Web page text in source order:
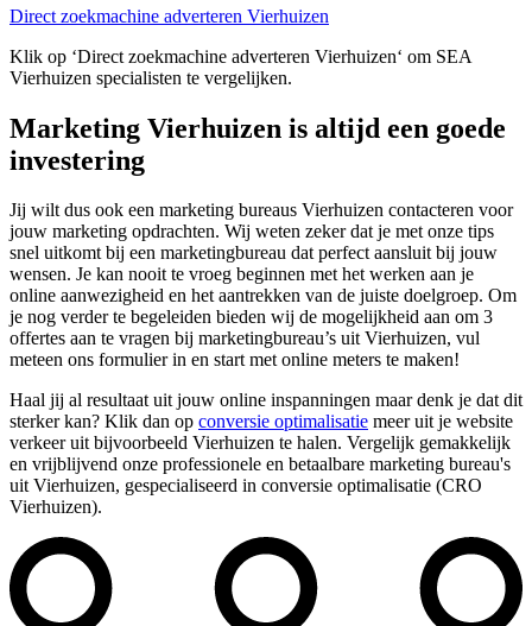
Direct zoekmachine adverteren Vierhuizen
Klik op ‘Direct zoekmachine adverteren Vierhuizen‘ om SEA
Vierhuizen specialisten te vergelijken.
Marketing Vierhuizen is altijd een goede
investering
Jij wilt dus ook een marketing bureaus Vierhuizen contacteren voor
jouw marketing opdrachten. Wij weten zeker dat je met onze tips
snel uitkomt bij een marketingbureau dat perfect aansluit bij jouw
wensen. Je kan nooit te vroeg beginnen met het werken aan je
online aanwezigheid en het aantrekken van de juiste doelgroep. Om
je nog verder te begeleiden bieden wij de mogelijkheid aan om 3
offertes aan te vragen bij marketingbureau’s uit Vierhuizen, vul
meteen ons formulier in en start met online meters te maken!
Haal jij al resultaat uit jouw online inspanningen maar denk je dat dit
sterker kan? Klik dan op conversie optimalisatie meer uit je website
verkeer uit bijvoorbeeld Vierhuizen te halen. Vergelijk gemakkelijk
en vrijblijvend onze professionele en betaalbare marketing bureau's
uit Vierhuizen, gespecialiseerd in conversie optimalisatie (CRO
Vierhuizen).